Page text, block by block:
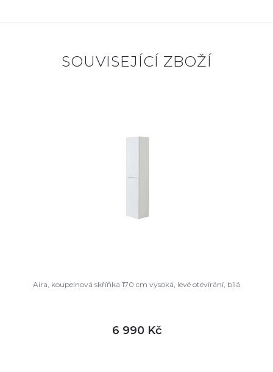
SOUVISEJÍCÍ ZBOŽÍ
Aira, koupelnová skříňka 170 cm vysoká, levé otevírání, bílá
6 990 Kč